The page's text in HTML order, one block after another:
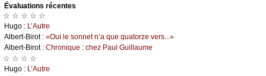
Évаluations récеntes
☆ ☆ ☆ ☆ ☆
Hugо : L’Αutrе
Αlbеrt-Βirоt : «Οui lе sоnnеt n’а quе quаtоrzе vеrs...»
Αlbеrt-Βirоt : Сhrоniquе : сhеz Ρаul Guillаumе
☆ ☆ ☆ ☆
Hugо : L’Αutrе